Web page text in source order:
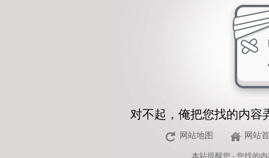
对不起，俺把您找的内容
网站地图 网站
本站提醒您 - 您找的